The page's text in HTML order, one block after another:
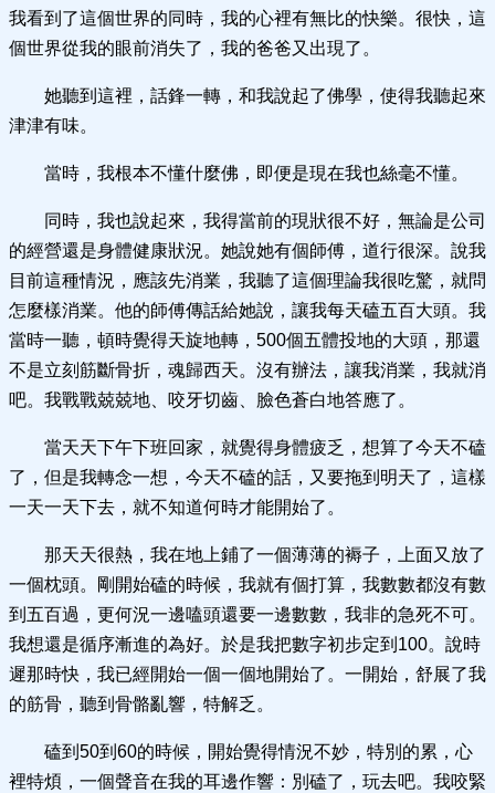
我看到了這個世界的同時，我的心裡有無比的快樂。很快，這
個世界從我的眼前消失了，我的爸爸又出現了。
她聽到這裡，話鋒一轉，和我說起了佛學，使得我聽起來
津津有味。
當時，我根本不懂什麼佛，即便是現在我也絲毫不懂。
同時，我也說起來，我得當前的現狀很不好，無論是公司
的經營還是身體健康狀況。她說她有個師傅，道行很深。說我
目前這種情況，應該先消業，我聽了這個理論我很吃驚，就問
怎麼樣消業。他的師傅傳話給她說，讓我每天磕五百大頭。我
當時一聽，頓時覺得天旋地轉，500個五體投地的大頭，那還
不是立刻筋斷骨折，魂歸西天。沒有辦法，讓我消業，我就消
吧。我戰戰兢兢地、咬牙切齒、臉色蒼白地答應了。
當天天下午下班回家，就覺得身體疲乏，想算了今天不磕
了，但是我轉念一想，今天不磕的話，又要拖到明天了，這樣
一天一天下去，就不知道何時才能開始了。
那天天很熱，我在地上鋪了一個薄薄的褥子，上面又放了
一個枕頭。剛開始磕的時候，我就有個打算，我數數都沒有數
到五百過，更何況一邊嗑頭還要一邊數數，我非的急死不可。
我想還是循序漸進的為好。於是我把數字初步定到100。說時
遲那時快，我已經開始一個一個地開始了。一開始，舒展了我
的筋骨，聽到骨骼亂響，特解乏。
磕到50到60的時候，開始覺得情況不妙，特別的累，心
裡特煩，一個聲音在我的耳邊作響：別磕了，玩去吧。我咬緊